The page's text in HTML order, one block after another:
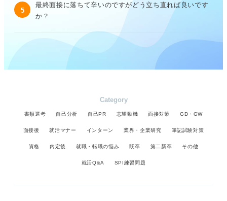
5
最終面接に落ちて辛いのですがどう立ち直れば良いです
か？
Category
書類選考 自己分析 自己PR 志望動機 面接対策 GD・GW
面接後 就活マナー インターン 業界・企業研究 筆記試験対策
資格 内定後 就職・転職の悩み 既卒 第二新卒 その他
就活Q&A SPI練習問題